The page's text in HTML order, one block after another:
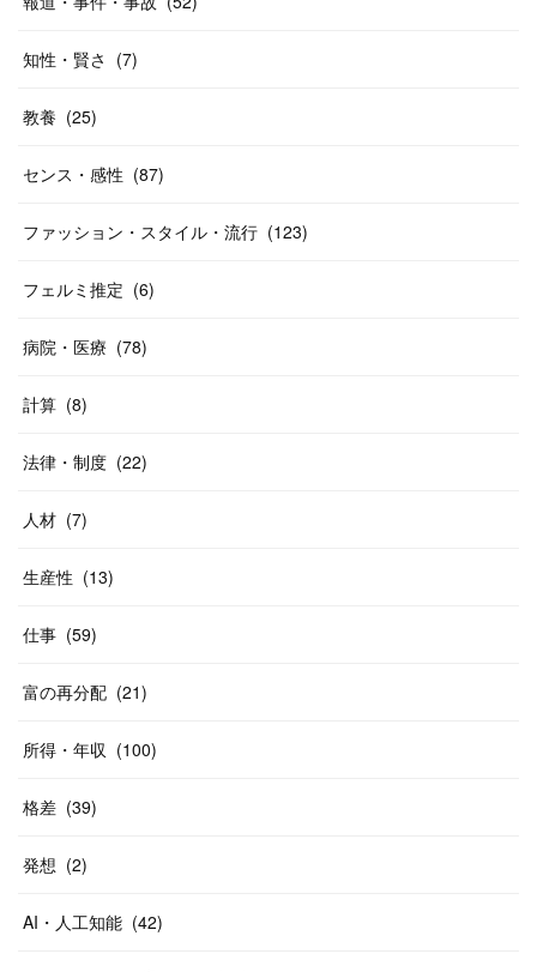
知性・賢さ (7)
教養 (25)
センス・感性 (87)
ファッション・スタイル・流行 (123)
フェルミ推定 (6)
病院・医療 (78)
計算 (8)
法律・制度 (22)
人材 (7)
生産性 (13)
仕事 (59)
富の再分配 (21)
所得・年収 (100)
格差 (39)
発想 (2)
AI・人工知能 (42)